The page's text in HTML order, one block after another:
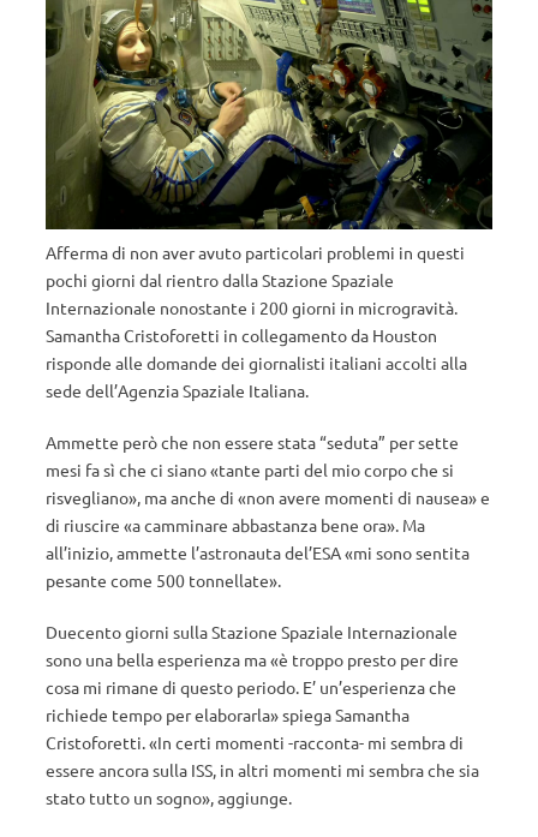
Afferma di non aver avuto particolari problemi in questi
pochi giorni dal rientro dalla Stazione Spaziale
Internazionale nonostante i 200 giorni in microgravità.
Samantha Cristoforetti in collegamento da Houston
risponde alle domande dei giornalisti italiani accolti alla
sede dell’Agenzia Spaziale Italiana.
Ammette però che non essere stata “seduta” per sette
mesi fa sì che ci siano «tante parti del mio corpo che si
risvegliano», ma anche di «non avere momenti di nausea» e
di riuscire «a camminare abbastanza bene ora». Ma
all’inizio, ammette l’astronauta del’ESA «mi sono sentita
pesante come 500 tonnellate».
Duecento giorni sulla Stazione Spaziale Internazionale
sono una bella esperienza ma «è troppo presto per dire
cosa mi rimane di questo periodo. E’ un’esperienza che
richiede tempo per elaborarla» spiega Samantha
Cristoforetti. «In certi momenti -racconta- mi sembra di
essere ancora sulla ISS, in altri momenti mi sembra che sia
stato tutto un sogno», aggiunge.